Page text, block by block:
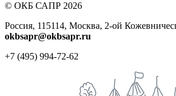
© ОКБ САПР 2026
Россия, 115114, Москва, 2-ой
okbsapr@okbsapr.ru
+7 (495) 994-72-62